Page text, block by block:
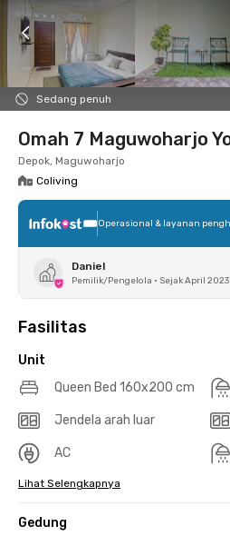
Sedang penuh
8 Agt 26 - Belum tahu
Foto Fasilitas bersama
Omah 7 Maguwoharjo
Depok, Maguwoharjo
Coliving
Operasional & layanan
Daniel
Pemilik/Pengelola • Sejak April 2023
Fasilitas
Unit
Queen Bed 160x200 cm
Jendela arah luar
AC
Lihat Selengkapnya
Gedung